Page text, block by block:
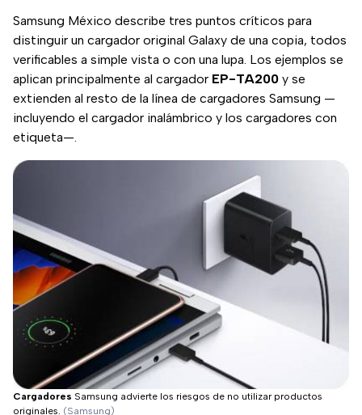
Samsung México describe tres puntos críticos para
distinguir un cargador original Galaxy de una copia, todos
verificables a simple vista o con una lupa. Los ejemplos se
aplican principalmente al cargador EP-TA200 y se
extienden al resto de la línea de cargadores Samsung —
incluyendo el cargador inalámbrico y los cargadores con
etiqueta—.
Cargadores Samsung advierte los riesgos de no utilizar productos
originales. (Samsung)